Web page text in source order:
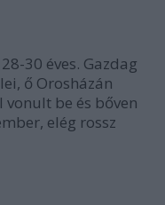
30 éves. Gazdag
ő Orosházán
be és bőven
elég rossz